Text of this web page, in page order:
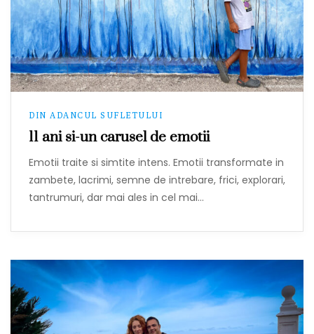
DIN ADANCUL SUFLETULUI
11 ani si-un carusel de emotii
Emotii traite si simtite intens. Emotii transformate in
zambete, lacrimi, semne de intrebare, frici, explorari,
tantrumuri, dar mai ales in cel mai…